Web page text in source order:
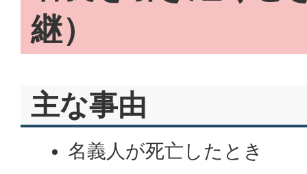
継）
主な事由
名義人が死亡したとき